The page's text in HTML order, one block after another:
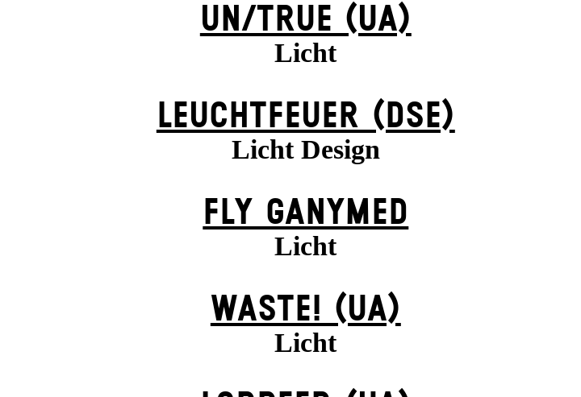
UN/TRUE (UA)
Licht
LEUCHTFEUER (DSE)
Licht Design
FLY GANYMED
Licht
WASTE! (UA)
Licht